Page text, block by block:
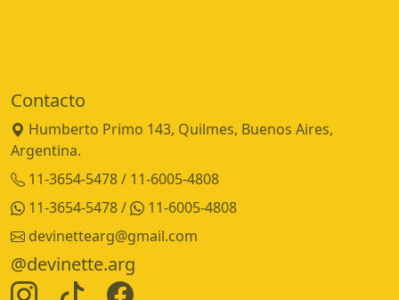
Contacto
Humberto Primo 143, Quilmes, Buenos Aires,
Argentina.
11-3654-5478 / 11-6005-4808
11-3654-5478/
11-6005-4808
devinettearg@gmail.com
@devinette.arg